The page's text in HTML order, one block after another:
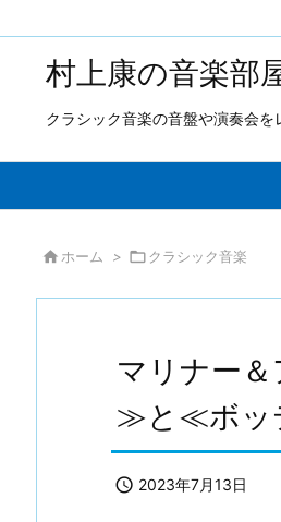
村上康の音楽部
クラシック音楽の音盤や演奏会を
 ホーム > クラシック音楽
マリナー
≫と≪ボッ
 2023年7月13日